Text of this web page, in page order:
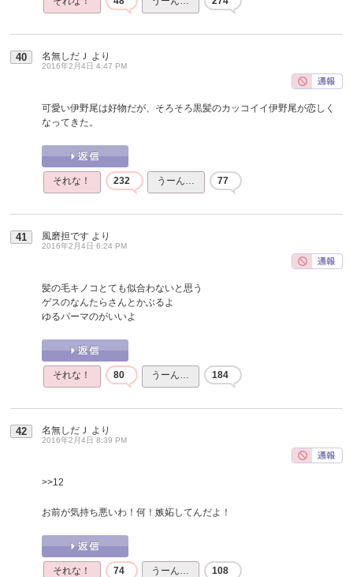
40 名無しだＪ より
2016年2月4日 4:47 PM
可愛い伊野尾は好物だが、そろそろ黒髪のカッコイイ伊野尾が恋しく
なってきた。
それな！ 232 うーん… 77
41 風磨担です より
2016年2月4日 6:24 PM
髪の毛キノコとても似合わないと思う
ゲスのなんたらさんとかぶるよ
ゆるパーマのがいいよ
それな！ 80 うーん… 184
42 名無しだＪ より
2016年2月4日 8:39 PM
>>12
お前が気持ち悪いわ！何！嫉妬してんだよ！
それな！ 74 うーん… 108